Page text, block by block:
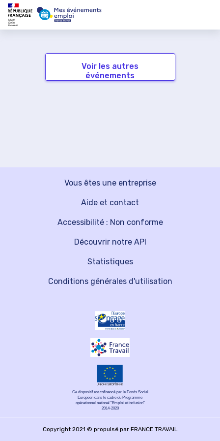
Voir les autres
événements
Vous êtes une entreprise
Découvrir notre API
Aide et contact
Statistiques
Accessibilité : Non conforme
Conditions générales d'utilisation
Ce dispositif est cofinancé par le Fonds Social
Européen dans le cadre du Programme
opérationnel national "Emploi et inclusion"
2014-2020
Copyright 2021 © propulsé par FRANCE TRAVAIL